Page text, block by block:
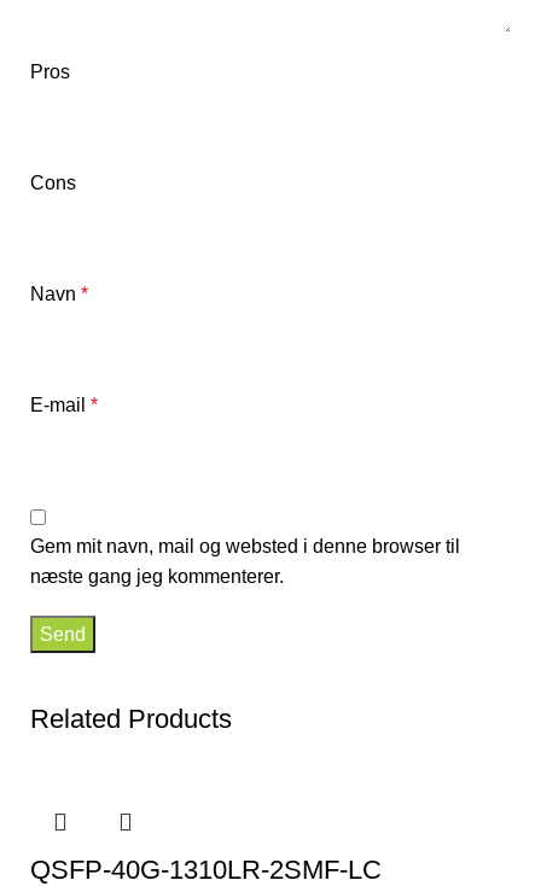
Pros
Cons
Navn *
E-mail *
Gem mit navn, mail og websted i denne browser til
næste gang jeg kommenterer.
Related Products
QSFP-40G-1310LR-2SMF-LC